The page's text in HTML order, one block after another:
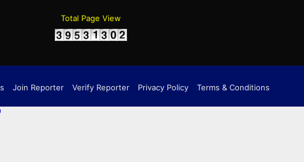
Total Page View
Join Reporter Verify Reporter Privacy Policy Terms & Conditions